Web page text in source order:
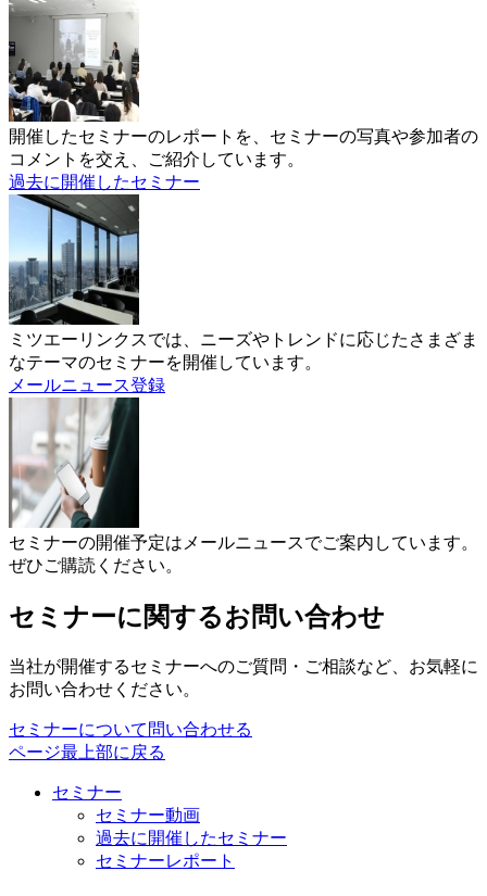
開催したセミナーのレポートを、セミナーの写真や参加者の
コメントを交え、ご紹介しています。
過去に開催したセミナー
ミツエーリンクスでは、ニーズやトレンドに応じたさまざま
なテーマのセミナーを開催しています。
メールニュース登録
セミナーの開催予定はメールニュースでご案内しています。
ぜひご購読ください。
セミナーに関するお問い合わせ
当社が開催するセミナーへのご質問・ご相談など、お気軽に
お問い合わせください。
セミナーについて問い合わせる
ページ最上部に戻る
セミナー
セミナー動画
過去に開催したセミナー
セミナーレポート